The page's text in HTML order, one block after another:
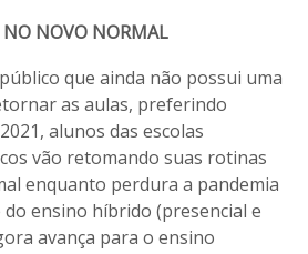
NO NOVO NORMAL
que ainda não possui uma
as aulas, preferindo
alunos das escolas
vão retomando suas rotinas
enquanto perdura a pandemia
do ensino híbrido (presencial e
avança para o ensino